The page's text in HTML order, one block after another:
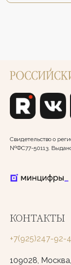
Свидетельство о
№ФС77-50113.
КОНТАКТЫ
+7(925)247-92-
109028,